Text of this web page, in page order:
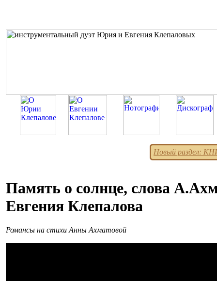
Новый раздел:
Память о солнце, слова
Евгения Клепалова
Романсы на стихи Анны Ахматовой